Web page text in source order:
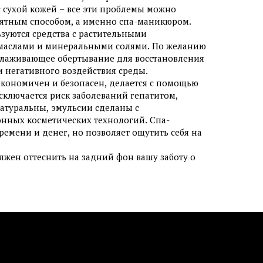
сухой кожей – все эти проблемы можно
способом, а именно спа-маникюром.
средства с растительными
и минеральными солями. По желанию
обертывание для восстановления
воздействия среды.
и безопасен, делается с помощью
риск заболеваний гепатитом,
эмульсии сделаны с
косметических технологий. Спа-
и денег, но позволяет ощутить себя на
оттеснить на задний фон вашу заботу о